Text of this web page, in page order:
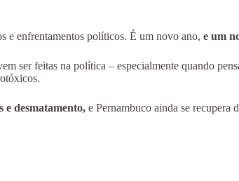
e enfrentamentos políticos. É um novo ano, e um
ser feitas na política – especialmente quando
e desmatamento, e Pernambuco ainda se recupera